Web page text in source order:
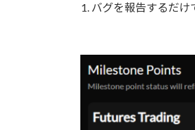
1. バグを報告するだ